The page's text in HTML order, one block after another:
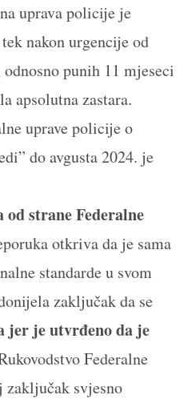
uprava policije je
nakon urgencije od
odnosno punih 11 mjeseci
apsolutna zastara.
uprave policije o
do avgusta 2024. je
strane Federalne
otkriva da je sama
standarde u svom
zaključak da se
jer je utvrđeno da je
Federalne
zaključak svjesno